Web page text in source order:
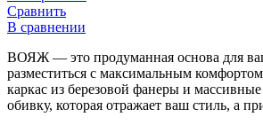
Сравнить
В сравнении
ВОЯЖ — это продуманная основа для
разместиться с максимальным
каркас из березовой фанеры и
обивку, которая отражает ваш стиль, а